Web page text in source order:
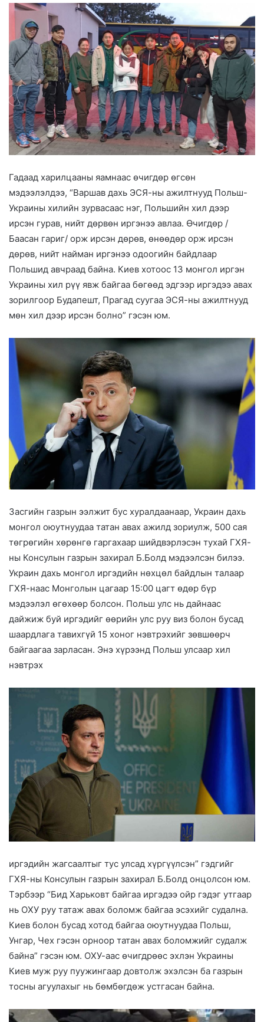
Гадаад харилцааны яамнаас өчигдөр өгсөн
мэдээлэлдээ, “Варшав дахь ЭСЯ-ны ажилтнууд Польш-
Украины хилийн зурвасаас нэг, Польшийн хил дээр
ирсэн гурав, нийт дөрвөн иргэнээ авлаа. Өчигдөр /
Баасан гариг/ орж ирсэн дөрөв, өнөөдөр орж ирсэн
дөрөв, нийт найман иргэнээ одоогийн байдлаар
Польшид авчраад байна. Киев хотоос 13 монгол иргэн
Украины хил рүү явж байгаа бөгөөд эдгээр иргэдээ авах
зорилгоор Будапешт, Прагад суугаа ЭСЯ-ны ажилтнууд
мөн хил дээр ирсэн болно” гэсэн юм.
Засгийн газрын ээлжит бус хуралдаанаар, Украин дахь
монгол оюутнуудаа татан авах ажилд зориулж, 500 сая
төгрөгийн хөрөнгө гаргахаар шийдвэрлэсэн тухай ГХЯ-
ны Консулын газрын захирал Б.Болд мэдээлсэн билээ.
Украин дахь монгол иргэдийн нөхцөл байдлын талаар
ГХЯ-наас Монголын цагаар 15:00 цагт өдөр бүр
мэдээлэл өгөхөөр болсон. Польш улс нь дайнаас
дайжиж буй иргэдийг өөрийн улс руу виз болон бусад
шаардлага тавихгүй 15 хоног нэвтрэхийг зөвшөөрч
байгаагаа зарласан. Энэ хүрээнд Польш улсаар хил
нэвтрэх
иргэдийн жагсаалтыг тус улсад хүргүүлсэн” гэдгийг
ГХЯ-ны Консулын газрын захирал Б.Болд онцолсон юм.
Тэрбээр “Бид Харьковт байгаа иргэдээ ойр гэдэг утгаар
нь ОХУ руу татаж авах боломж байгаа эсэхийг судална.
Киев болон бусад хотод байгаа оюутнуудаа Польш,
Унгар, Чех гэсэн орноор татан авах боломжийг судалж
байна” гэсэн юм. ОХУ-аас өчигдрөөс эхлэн Украины
Киев муж руу пуужингаар довтолж эхэлсэн ба газрын
тосны агуулахыг нь бөмбөгдөж устгасан байна.